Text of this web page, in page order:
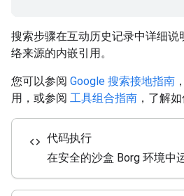
搜索步骤在互动历史记录中详细说
络来源的内嵌引用。
您可以参阅 Google 搜索接地指南
用，或参阅 工具组合指南 ，了解
code 代码执行
在安全的沙盒 Borg 环境中